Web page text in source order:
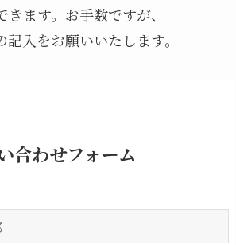
きます。お手数ですが、
記入をお願いいたします。
合わせフォーム